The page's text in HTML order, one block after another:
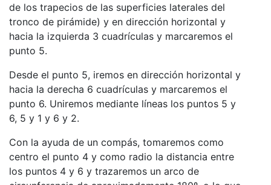
de los trapecios de las superficies laterales del
tronco de pirámide) y en dirección horizontal y
hacia la izquierda 3 cuadrículas y marcaremos el
punto 5.
Desde el punto 5, iremos en dirección horizontal y
hacia la derecha 6 cuadrículas y marcaremos el
punto 6. Uniremos mediante líneas los puntos 5 y
6, 5 y 1 y 6 y 2.
Con la ayuda de un compás, tomaremos como
centro el punto 4 y como radio la distancia entre
los puntos 4 y 6 y trazaremos un arco de